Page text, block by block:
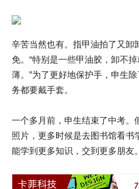
辛苦当然也有。指甲油拍了又卸
免。“特别是一些甲油胶，卸不
薄。”为了更好地保护手，申生
务都要戴手套。
一个多月前，申生结束了中考。
照片，更多时候是去图书馆看书
能学到更多知识，交到更多朋友